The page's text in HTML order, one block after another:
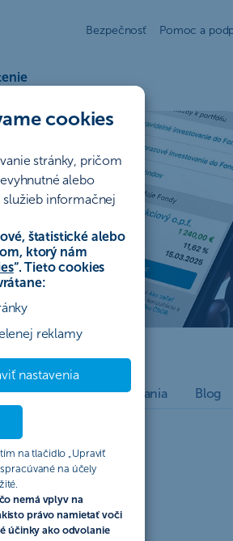
cookies
stránky, pričom
alebo
informačnej
štatistické alebo
ktorý nám
“. Tieto cookies
reklamy
nastavenia
na tlačidlo „Upraviť
na účely
nemá vplyv na
právo namietať voči
účinky ako odvolanie
Bezpečnosť Pomoc a
Ponuka investovania Blog